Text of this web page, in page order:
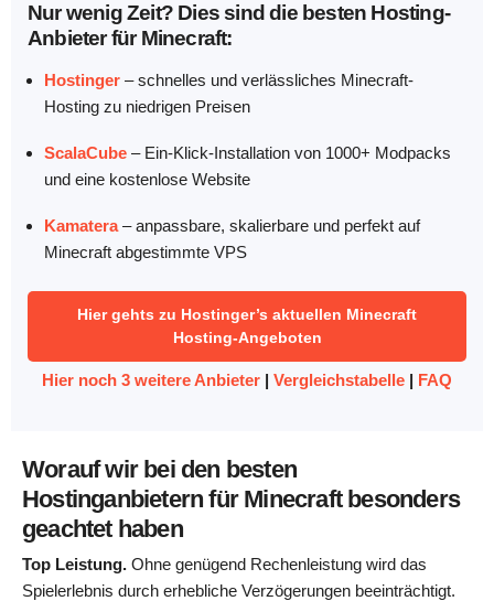
Nur wenig Zeit? Dies sind die besten Hosting-
Anbieter für Minecraft:
Hostinger – schnelles und verlässliches Minecraft-
Hosting zu niedrigen Preisen
ScalaCube – Ein-Klick-Installation von 1000+ Modpacks
und eine kostenlose Website
Kamatera– anpassbare, skalierbare und perfekt auf
Minecraft abgestimmte VPS
Hier gehts zu Hostinger’s aktuellen Minecraft
Hosting-Angeboten
Hier noch 3 weitere Anbieter | Vergleichstabelle | FAQ
Worauf wir bei den besten
Hostinganbietern für Minecraft besonders
geachtet haben
Top Leistung. Ohne genügend Rechenleistung wird das
Spielerlebnis durch erhebliche Verzögerungen beeinträchtigt.